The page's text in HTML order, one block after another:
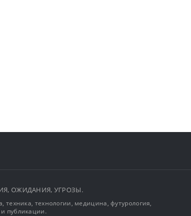
ОЖИДАНИЯ, УГРОЗЫ.
техника, технологии, медицина, футурология,
публикации.